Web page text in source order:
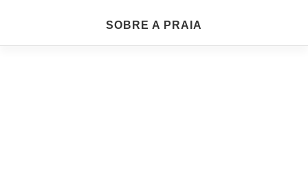
Sexta
SOBRE A PRAIA